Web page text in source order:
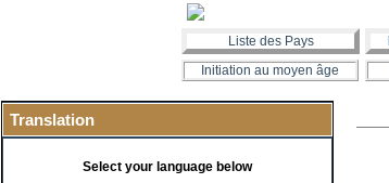
Liste des Pays
Initiation au moyen âge
Translation
Select your language below